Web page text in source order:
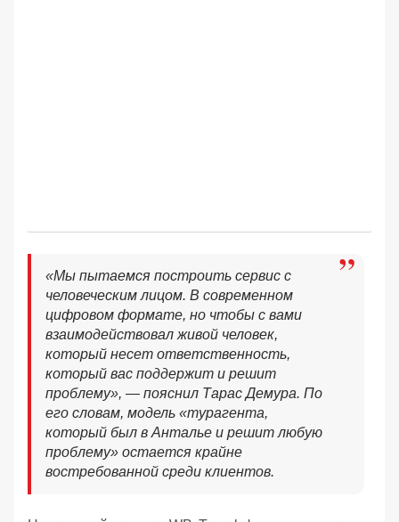
«Мы пытаемся построить сервис с
человеческим лицом. В современном
цифровом формате, но чтобы с вами
взаимодействовал живой человек,
который несет ответственность,
который вас поддержит и решит
проблему», — пояснил Тарас Демура. По
его словам, модель «турагента,
который был в Анталье и решит любую
проблему» остается крайне
востребованной среди клиентов.